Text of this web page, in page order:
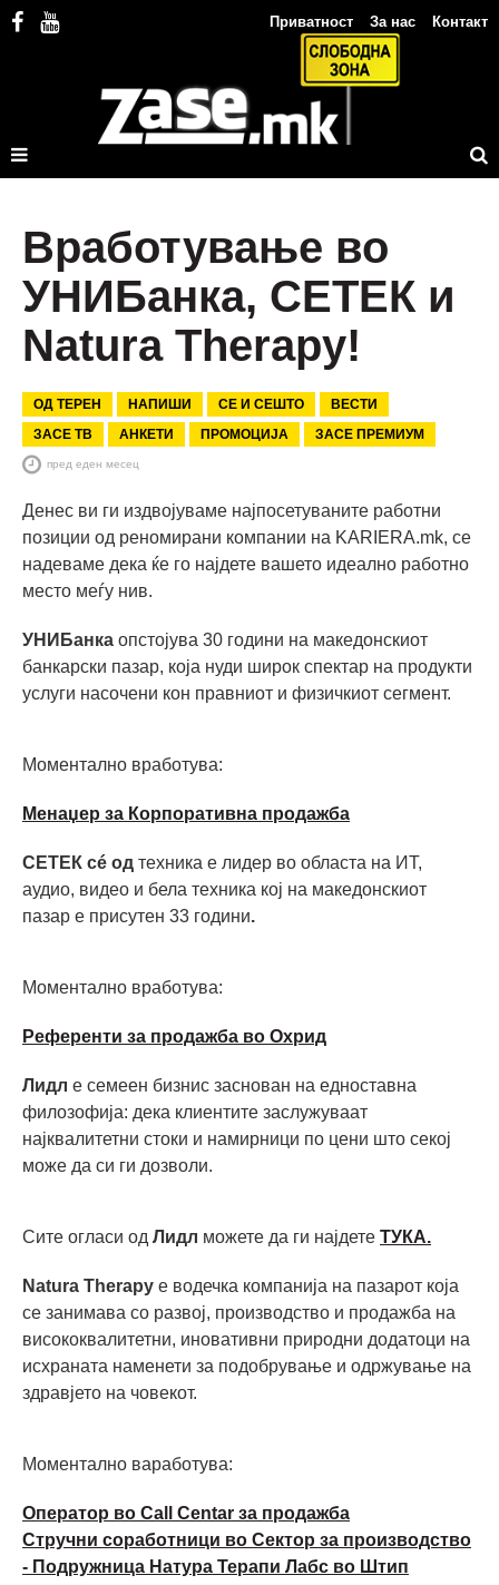
Приватност За нас Контакт
Вработување во
УНИБанка, СЕТЕК и
Natura Therapy!
ОД ТЕРЕН НАПИШИ СЕ И СЕШТО
ВЕСТИ
ЗАСЕ ТВ
АНКЕТИ ПРОМОЦИЈА ЗАСЕ ПРЕМИУМ
пред еден месец
Денес ви ги издвојуваме најпосетуваните работни
позиции од реномирани компании на KARIERA.mk, се
надеваме дека ќе го најдете вашето идеално работно
место меѓу нив.
УНИБанка опстојува 30 години на македонскиот
банкарски пазар, која нуди широк спектар на продукти
услуги насочени кон правниот и физичкиот сегмент.
Моментално вработува:
Mенаџер за Корпоративна продажба
СЕТЕК сé од техника е лидер во областа на ИТ,
аудио, видео и бела техника кој на македонскиот
пазар е присутен 33 години.
Моментално вработува:
Референти за продажба во Охрид
Лидл е семеен бизнис заснован на едноставна
филозофија: дека клиентите заслужуваат
најквалитетни стоки и намирници по цени што секој
може да си ги дозволи.
Сите огласи од Лидл можете да ги најдете ТУКА.
Natura Therapy е водечка компанија на пазарот која
се занимава со развој, производство и продажба на
висококвалитетни, иновативни природни додатоци на
исхраната наменети за подобрување и одржување на
здравјето на човекот.
Моментално ваработува:
Оператор во Call Centar за продажба
Стручни соработници во Сектор за производство
- Подружница Натура Терапи Лабс во Штип